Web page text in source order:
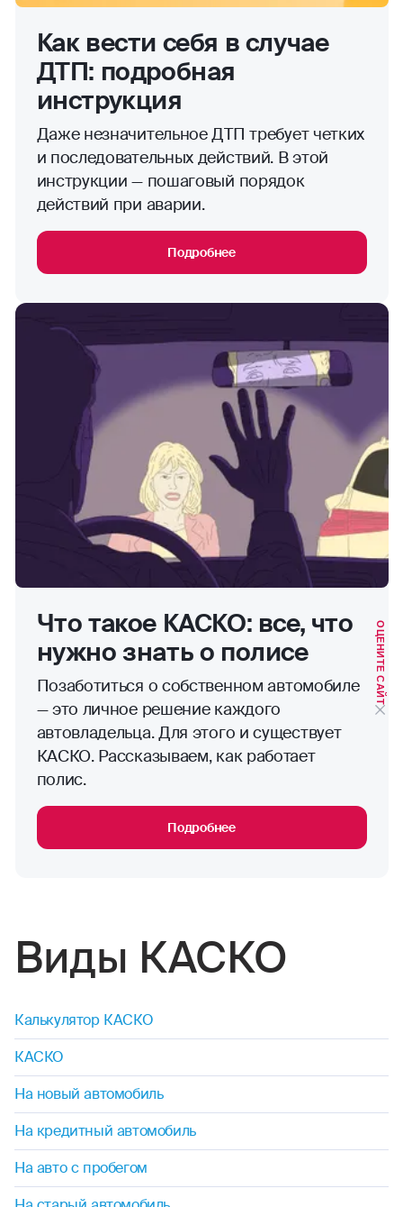
Как вести себя в случае
ДТП: подробная
инструкция
Даже незначительное ДТП требует четких
и последовательных действий. В этой
инструкции — пошаговый порядок
действий при аварии.
Подробнее
Что такое КАСКО: все, что
нужно знать о полисе
Позаботиться о собственном автомобиле
— это личное решение каждого
автовладельца. Для этого и существует
КАСКО. Рассказываем, как работает
полис.
Подробнее
Виды КАСКО
Калькулятор КАСКО
КАСКО
На новый автомобиль
На кредитный автомобиль
На авто с пробегом
ОЦЕНИТЕ САЙТ